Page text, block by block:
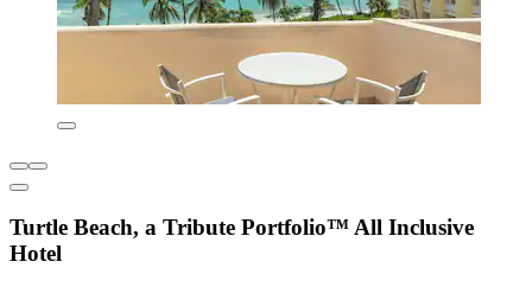
Turtle Beach, a Tribute Portfolio™ All Inclusive
Hotel